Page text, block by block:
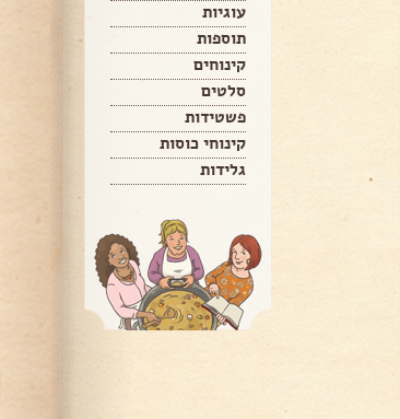
עוגיות
תוספות
קינוחים
סלטים
פשטידות
קינוחי כוסות
גלידות